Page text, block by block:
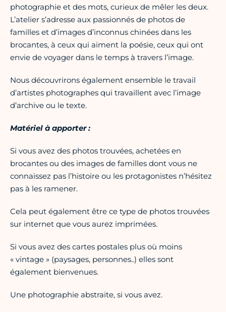
photographie et des mots, curieux de mêler les deux.
L’atelier s’adresse aux passionnés de photos de
familles et d’images d’inconnus chinées dans les
brocantes, à ceux qui aiment la poésie, ceux qui ont
envie de voyager dans le temps à travers l’image.
Nous découvrirons également ensemble le travail
d’artistes photographes qui travaillent avec l’image
d’archive ou le texte.
Matériel à apporter :
Si vous avez des photos trouvées, achetées en
brocantes ou des images de familles dont vous ne
connaissez pas l’histoire ou les protagonistes n’hésitez
pas à les ramener.
Cela peut également être ce type de photos trouvées
sur internet que vous aurez imprimées.
Si vous avez des cartes postales plus où moins
« vintage » (paysages, personnes..) elles sont
également bienvenues.
Une photographie abstraite, si vous avez.